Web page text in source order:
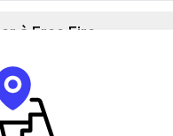
à Free Fire
Free Fire mobile game
you landing on an
out your energy
may give you an